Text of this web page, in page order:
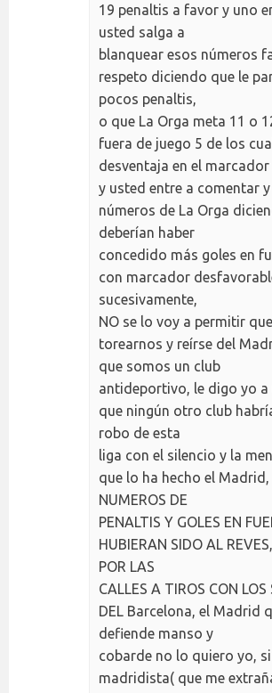
19 penaltis a favor y uno
usted salga a
blanquear esos números
respeto diciendo que le
pocos penaltis,
o que La Orga meta 11 o
fuera de juego 5 de los
desventaja en el marcador
y usted entre a comentar
números de La Orga
deberían haber
concedido más goles en
con marcador
sucesivamente,
NO se lo voy a permitir
torearnos y reírse del
que somos un club
antideportivo, le digo yo a
que ningún otro club
robo de esta
liga con el silencio y la
que lo ha hecho el Madrid,
NUMEROS DE
PENALTIS Y GOLES EN
HUBIERAN SIDO AL
POR LAS
CALLES A TIROS CON LOS
DEL Barcelona, el Madrid
defiende manso y
cobarde no lo quiero yo, si
madridista( que me